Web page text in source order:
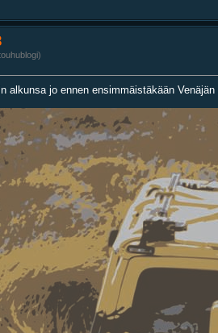
jo ennen ensimmäistäkään Venäjän